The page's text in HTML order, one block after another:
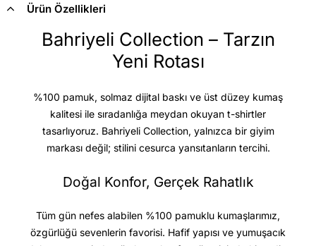
Ürün Özellikleri
Bahriyeli Collection – Tarzın
Yeni Rotası
%100 pamuk, solmaz dijital baskı ve üst düzey kumaş
kalitesi ile sıradanlığa meydan okuyan t-shirtler
tasarlıyoruz. Bahriyeli Collection, yalnızca bir giyim
markası değil; stilini cesurca yansıtanların tercihi.
Doğal Konfor, Gerçek Rahatlık
Tüm gün nefes alabilen %100 pamuklu kumaşlarımız,
özgürlüğü sevenlerin favorisi. Hafif yapısı ve yumuşacık